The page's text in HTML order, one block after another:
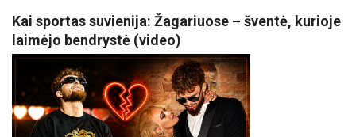
Kai sportas suvienija: Žagariuose – šventė, kurioje
laimėjo bendrystė (video)